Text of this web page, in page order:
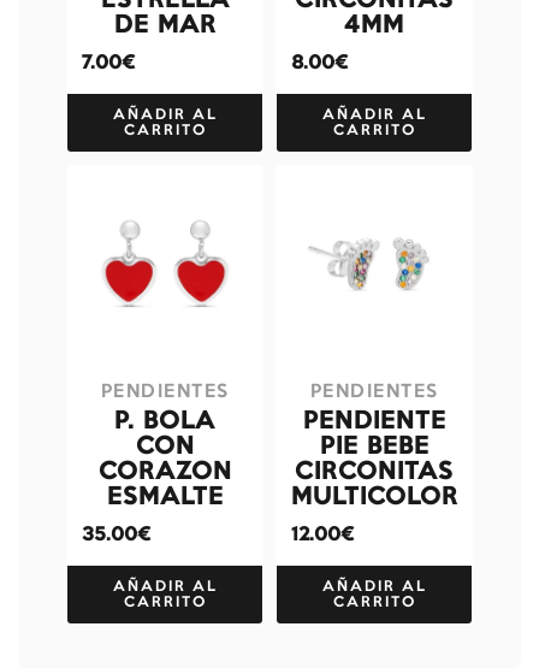
DE MAR
7.00€
AÑADIR AL
CARRITO
4MM
8.00€
AÑADIR AL
CARRITO
PENDIENTES
P. BOLA
CON
CORAZON
ESMALTE
35.00€
AÑADIR AL
CARRITO
PENDIENTES
PENDIENTE
PIE BEBE
CIRCONITAS
MULTICOLOR
12.00€
AÑADIR AL
CARRITO